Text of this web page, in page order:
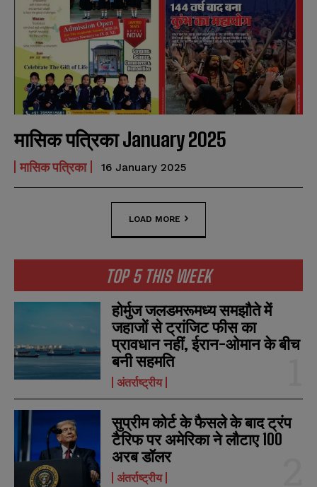
मासिक पत्रिका January 2025
मासिक पत्रिका 16 January 2025
LOAD MORE
TOP 5 THIS WEEK
होर्मुज जलडमरूमध्य समझौते में
जहाजों से ट्रांजिट फीस का
प्रावधान नहीं, ईरान-ओमान के बीच
बनी सहमति
अंतर्राष्ट्रीय
सुप्रीम कोर्ट के फैसले के बाद ट्रंप
टैरिफ पर अमेरिका ने लौटाए 100
अरब डॉलर
अंतर्राष्ट्रीय